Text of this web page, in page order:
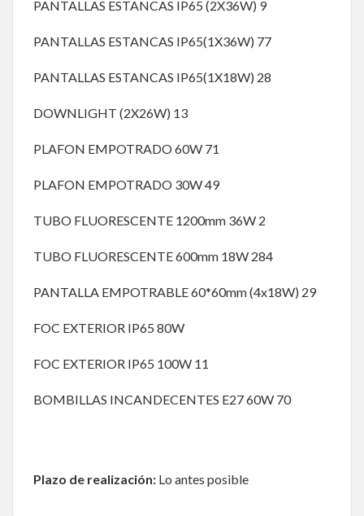
PANTALLAS ESTANCAS IP65 (2X36W) 9
PANTALLAS ESTANCAS IP65(1X36W) 77
PANTALLAS ESTANCAS IP65(1X18W) 28
DOWNLIGHT (2X26W) 13
PLAFON EMPOTRADO 60W 71
PLAFON EMPOTRADO 30W 49
TUBO FLUORESCENTE 1200mm 36W 2
TUBO FLUORESCENTE 600mm 18W 284
PANTALLA EMPOTRABLE 60*60mm (4x18W) 29
FOC EXTERIOR IP65 80W
FOC EXTERIOR IP65 100W 11
BOMBILLAS INCANDECENTES E27 60W 70
Plazo de realización: Lo antes posible